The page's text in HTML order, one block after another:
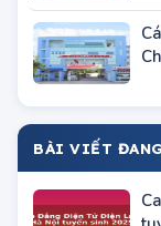
BÀI VIẾT